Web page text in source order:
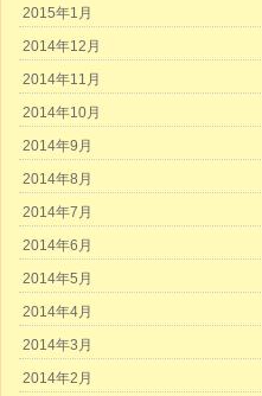
2015年1月
2014年12月
2014年11月
2014年10月
2014年9月
2014年8月
2014年7月
2014年6月
2014年5月
2014年4月
2014年3月
2014年2月